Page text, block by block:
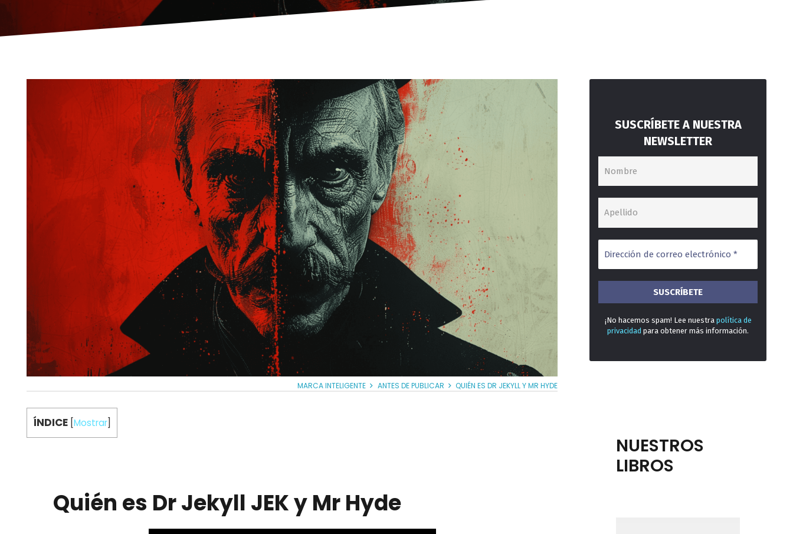
MARCA INTELIGENTE ANTES DE PUBLICAR QUIÉN ES DR JEKYLL Y MR HYDE
ÍNDICE Mostrar
Quién es Dr Jekyll JEK y Mr Hyde
SUSCRÍBETE A NUESTRA
NEWSLETTER
¡No hacemos spam! Lee nuestra política de
privacidad para obtener más información.
NUESTROS
LIBROS